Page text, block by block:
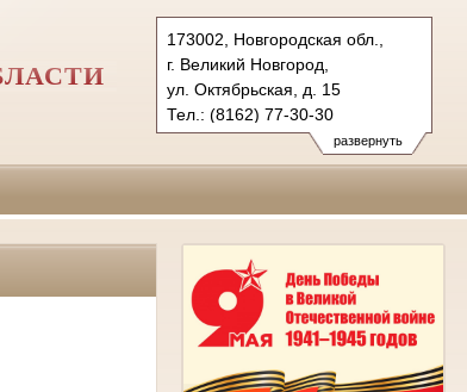
развернуть
173002, Новгородская обл.,
г. Великий Новгород,
ул. Октябрьская, д. 15
Тел.: (8162) 77-30-30
novgorodski.nvg@sudrf.ru